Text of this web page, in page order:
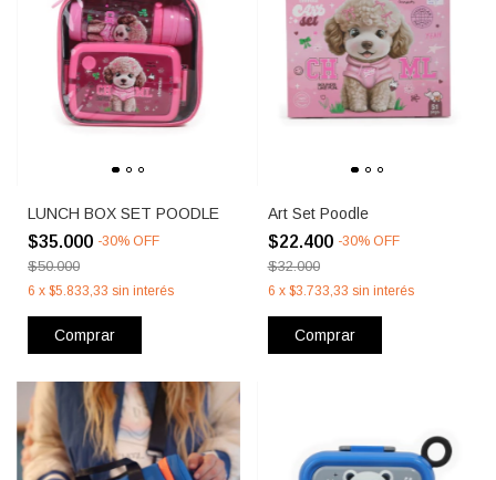
LUNCH BOX SET POODLE
$35.000 -30% OFF
$50.000
6 x $5.833,33 sin interés
Comprar
Art Set Poodle
$22.400 -30% OFF
$32.000
6 x $3.733,33 sin interés
Comprar